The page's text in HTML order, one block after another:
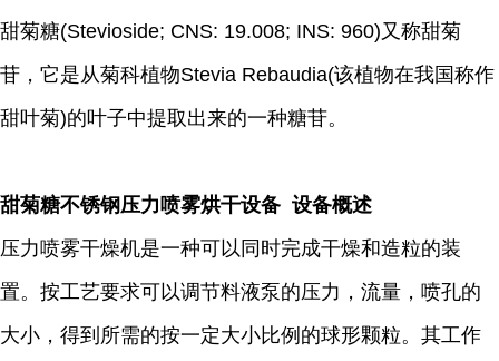
甜菊糖(Stevioside; CNS: 19.008; INS: 960)又称甜菊
苷，它是从菊科植物Stevia Rebaudia(该植物在我国称作
甜叶菊)的叶子中提取出来的一种糖苷。
甜菊糖不锈钢压力喷雾烘干设备 设备概述
压力喷雾干燥机是一种可以同时完成干燥和造粒的装
置。按工艺要求可以调节料液泵的压力，流量，喷孔的
大小，得到所需的按一定大小比例的球形颗粒。其工作